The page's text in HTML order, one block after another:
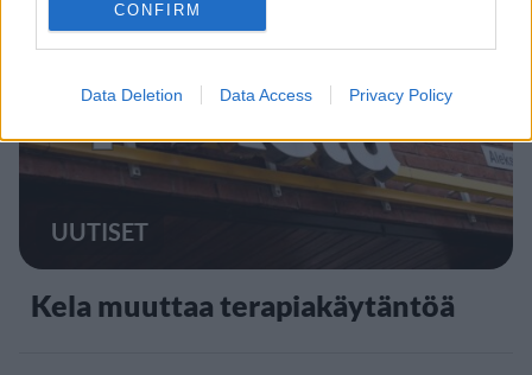
CONFIRM
Data Deletion Data Access Privacy Policy
4
UUTISET
Kela muuttaa terapiakäytäntöä